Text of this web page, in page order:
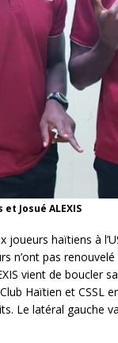
Josué ALEXIS
haïtiens à
n’ont pas
vient de boucler
Haïtien et CSSL
Le latéral gauche